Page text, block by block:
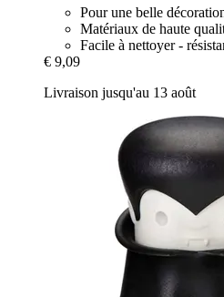
Pour une belle
Matériaux de haute
Facile à nettoyer -
€ 9,09
Livraison jusqu'au 13 août